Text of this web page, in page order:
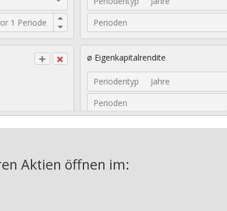
Perioden
ø Eigenkapitalrendite
Periodentyp
Jahre
Perioden
Jahre
Aktien öffnen im: